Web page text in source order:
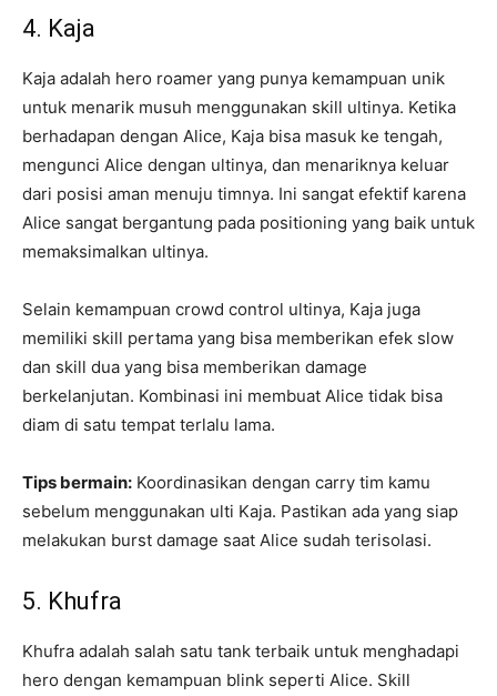
4. Kaja
Kaja adalah hero roamer yang punya kemampuan unik
untuk menarik musuh menggunakan skill ultinya. Ketika
berhadapan dengan Alice, Kaja bisa masuk ke tengah,
mengunci Alice dengan ultinya, dan menariknya keluar
dari posisi aman menuju timnya. Ini sangat efektif karena
Alice sangat bergantung pada positioning yang baik untuk
memaksimalkan ultinya.
Selain kemampuan crowd control ultinya, Kaja juga
memiliki skill pertama yang bisa memberikan efek slow
dan skill dua yang bisa memberikan damage
berkelanjutan. Kombinasi ini membuat Alice tidak bisa
diam di satu tempat terlalu lama.
Tips bermain: Koordinasikan dengan carry tim kamu
sebelum menggunakan ulti Kaja. Pastikan ada yang siap
melakukan burst damage saat Alice sudah terisolasi.
5. Khufra
Khufra adalah salah satu tank terbaik untuk menghadapi
hero dengan kemampuan blink seperti Alice. Skill